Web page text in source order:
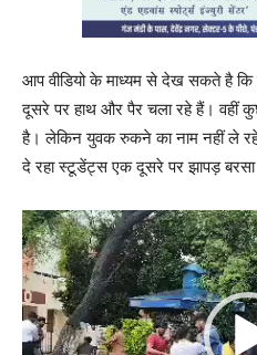
आप वीडियो के माध्यम से देख सकते है
दूसरे पर हाथ और पैर चला रहे हैं। वहीं कुछ
है। लेकिन युवक रुकने का नाम नहीं ले
दे रहा स्टूडेंट्स एक दूसरे पर झापड़ बरसा
V
i
d
e
o